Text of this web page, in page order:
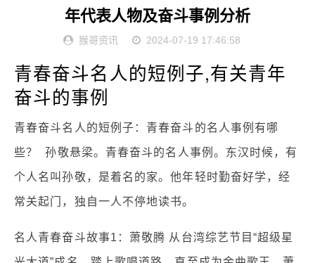
年代表人物及奋斗事例分析
猴哥资讯 2024-07-19 17:46:58
青春奋斗名人的短例子,有关青年
奋斗的事例
青春奋斗名人的短例子：青春奋斗的名人事例有哪
些？ 孙敬悬梁。青春奋斗的名人事例。东汉时候，有
个人名叫孙敬，是着名的家。他年轻时勤奋好学，经
常关起门，独自一人不停地读书。
名人青春奋斗故事1：萧敬腾 从台湾综艺节目“超级星